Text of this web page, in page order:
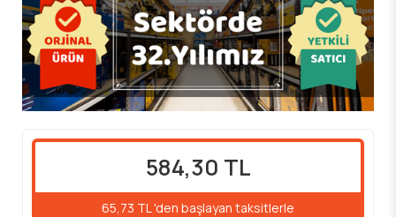
584,30 TL
65,73 TL 'den başlayan taksitlerle